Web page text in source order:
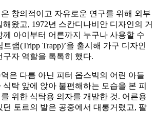
창의적이고 자유로운 연구를 위해 외부
왔고, 1972년 스칸디나비안 디자인의 거
께 아이부터 어른까지 누구나 사용할 수
랩(Tripp Trapp)’을 출시해 가구 디자인
구자 역할을 톡톡히 했다.
은 다름 아닌 피터 옵스빅의 어린 아들
식탁 앞에 앉아 불편해하는 모습을 본 피
위한 식탁용 의자를 개발한 것. 어른용
던 토르의 발은 공중에서 대롱거렸고, 팔